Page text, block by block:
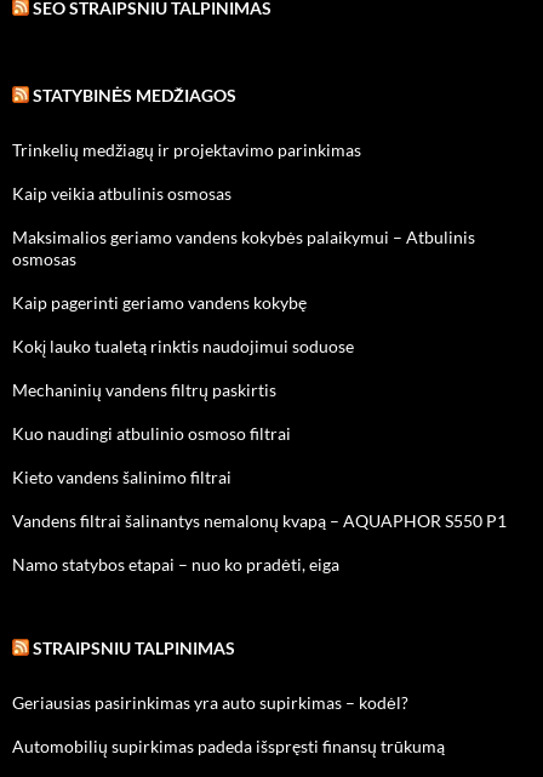
SEO STRAIPSNIU TALPINIMAS
STATYBINĖS MEDŽIAGOS
Trinkelių medžiagų ir projektavimo parinkimas
Kaip veikia atbulinis osmosas
Maksimalios geriamo vandens kokybės palaikymui – Atbulinis
osmosas
Kaip pagerinti geriamo vandens kokybę
Kokį lauko tualetą rinktis naudojimui soduose
Mechaninių vandens filtrų paskirtis
Kuo naudingi atbulinio osmoso filtrai
Kieto vandens šalinimo filtrai
Vandens filtrai šalinantys nemalonų kvapą – AQUAPHOR S550 P1
Namo statybos etapai – nuo ko pradėti, eiga
STRAIPSNIU TALPINIMAS
Geriausias pasirinkimas yra auto supirkimas – kodėl?
Automobilių supirkimas padeda išspręsti finansų trūkumą